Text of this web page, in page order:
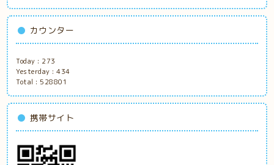
カウンター
Today : 273
Yesterday :434
Total : 528801
携帯サイト